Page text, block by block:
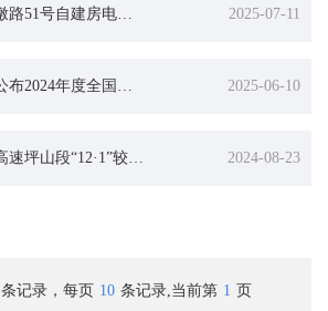
2025-07-11
2025-06-10
2024-08-23
条记录，每页 10 条记录,当前第 1 页